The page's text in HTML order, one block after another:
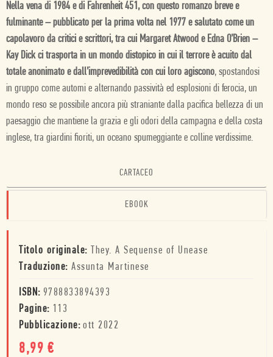
Nella vena di 1984 e di Fahrenheit 451, con questo romanzo breve e
fulminante – pubblicato per la prima volta nel 1977 e salutato come un
capolavoro da critici e scrittori, tra cui Margaret Atwood e Edna O’Brien –
Kay Dick ci trasporta in un mondo distopico in cui il terrore è acuito dal
totale anonimato e dall’imprevedibilità con cui loro agiscono, spostandosi
in gruppo come automi e alternando passività ed esplosioni di ferocia, un
mondo reso se possibile ancora più straniante dalla pacifica bellezza di un
paesaggio che mantiene la grazia e gli odori della campagna e della costa
inglese, tra giardini fioriti, un oceano spumeggiante e colline verdissime.
CARTACEO
EBOOK
Titolo originale: They. A Sequense of Unease
Traduzione: Assunta Martinese
ISBN: 9788833894393
Pagine: 113
Pubblicazione: ott 2022
8,99 €